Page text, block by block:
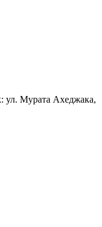
ул. Мурата Ахеджака,